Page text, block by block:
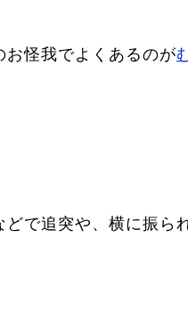
お怪我でよくあるのが
どで追突や、横に振ら